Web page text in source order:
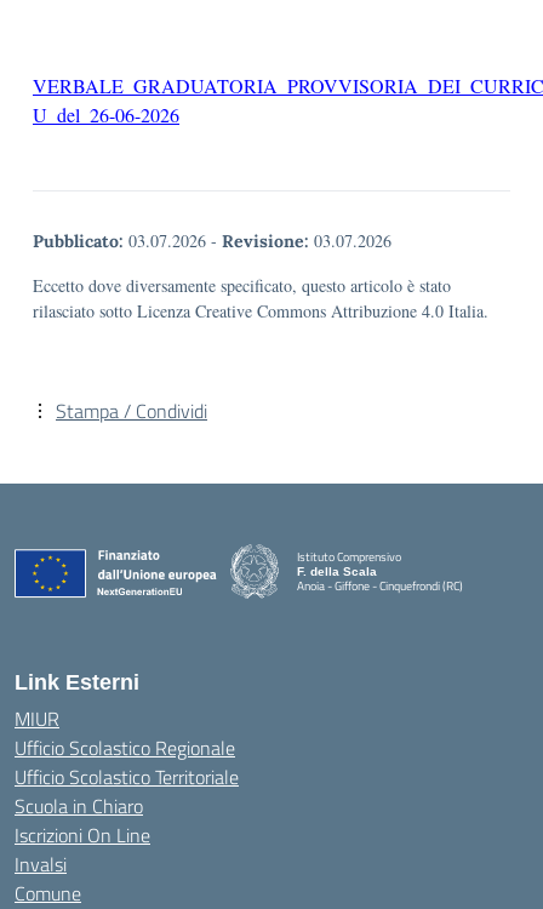
U_del_26-06-2026
Pubblicato: 03.07.2026 - Revisione: 03.07.2026
Eccetto dove diversamente specificato, questo articolo è stato
rilasciato sotto Licenza Creative Commons Attribuzione 4.0 Italia.
Stampa / Condividi
Istituto Comprensivo
F. della Scala
Anoia - Giffone - Cinquefrondi (RC)
— Visita la pagina iniziale della scuola
Link Esterni
MIUR
Ufficio Scolastico Regionale
Ufficio Scolastico Territoriale
Scuola in Chiaro
Iscrizioni On Line
Invalsi
Comune